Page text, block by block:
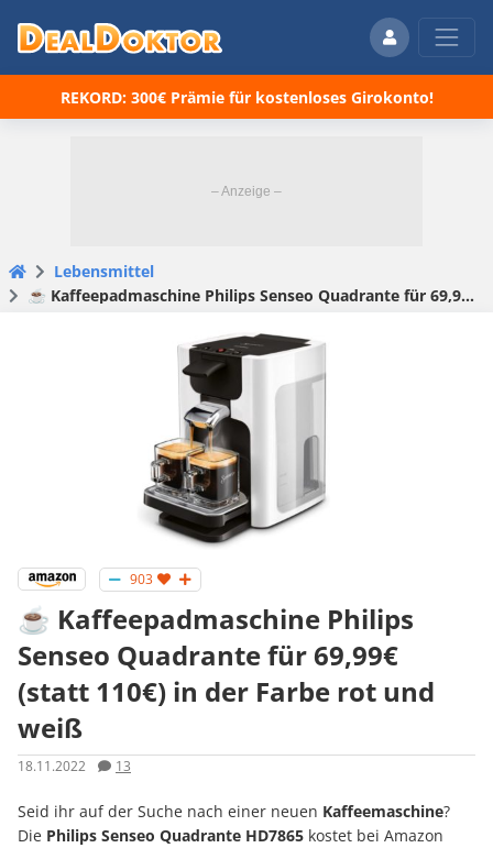
REKORD: 300€ Prämie für kostenloses Girokonto!
Lebensmittel
☕️ Kaffeepadmaschine Philips Senseo Quadrante für 69,99€ (statt 110€) in der Farbe rot und weiß
903
☕️ Kaffeepadmaschine Philips
Senseo Quadrante für 69,99€
(statt 110€) in der Farbe rot und
weiß
18.11.2022 13
Seid ihr auf der Suche nach einer neuen Kaffeemaschine?
Die Philips Senseo Quadrante HD7865 kostet bei Amazon